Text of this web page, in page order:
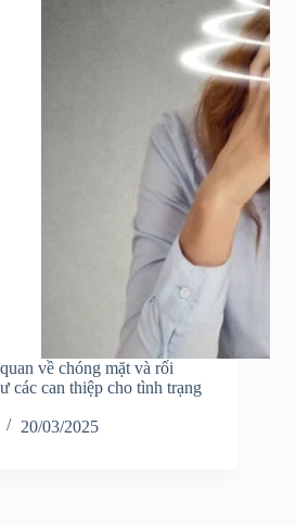
về chóng mặt và rối
các can thiệp cho tình trạng
20/03/2025